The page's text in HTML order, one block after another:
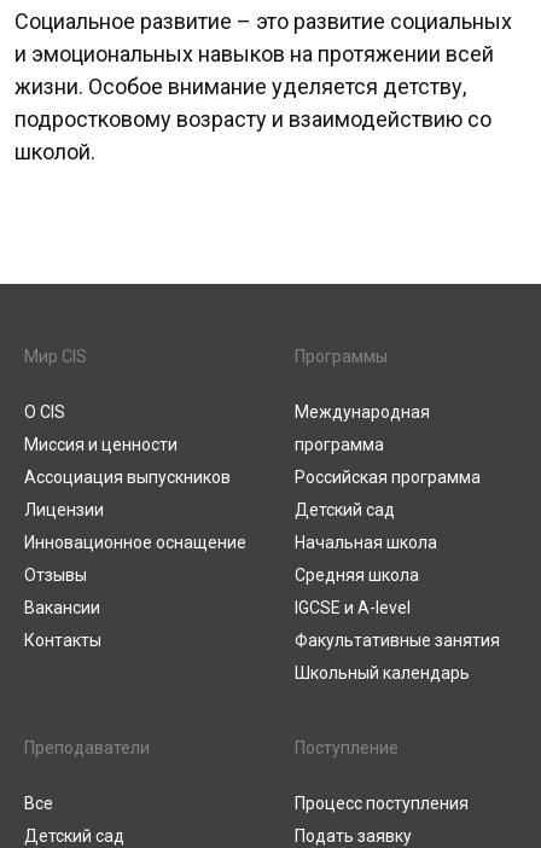
Социальное развитие – это развитие социальных
и эмоциональных навыков на протяжении всей
жизни. Особое внимание уделяется детству,
подростковому возрасту и взаимодействию со
школой.
Мир CIS
О CIS
Миссия и ценности
Ассоциация выпускников
Лицензии
Инновационное оснащение
Отзывы
Вакансии
Контакты
Программы
Международная
программа
Российская программа
Детский сад
Начальная школа
Средняя школа
IGCSE и A-level
Факультативные занятия
Школьный календарь
Преподаватели
Все
Детский сад
Поступление
Процесс поступления
Подать заявку